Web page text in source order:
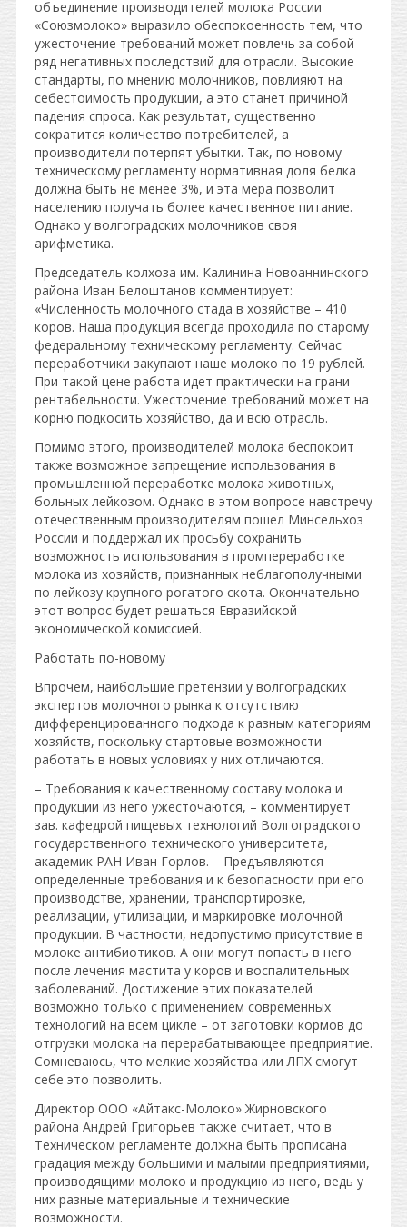
объединение производителей молока России
«Союзмолоко» выразило обеспокоенность тем, что
ужесточение требований может повлечь за собой
ряд негативных последствий для отрасли. Высокие
стандарты, по мнению молочников, повлияют на
себестоимость продукции, а это станет причиной
падения спроса. Как результат, существенно
сократится количество потребителей, а
производители потерпят убытки. Так, по новому
техническому регламенту нормативная доля белка
должна быть не менее 3%, и эта мера позволит
населению получать более качественное питание.
Однако у волгоградских молочников своя
арифметика.
Председатель колхоза им. Калинина Новоаннинского
района Иван Белоштанов комментирует:
«Численность молочного стада в хозяйстве – 410
коров. Наша продукция всегда проходила по старому
федеральному техническому регламенту. Сейчас
переработчики закупают наше молоко по 19 рублей.
При такой цене работа идет практически на грани
рентабельности. Ужесточение требований может на
корню подкосить хозяйство, да и всю отрасль.
Помимо этого, производителей молока беспокоит
также возможное запрещение использования в
промышленной переработке молока животных,
больных лейкозом. Однако в этом вопросе навстречу
отечественным производителям пошел Минсельхоз
России и поддержал их просьбу сохранить
возможность использования в промпереработке
молока из хозяйств, признанных неблагополучными
по лейкозу крупного рогатого скота. Окончательно
этот вопрос будет решаться Евразийской
экономической комиссией.
Работать по-новому
Впрочем, наибольшие претензии у волгоградских
экспертов молочного рынка к отсутствию
дифференцированного подхода к разным категориям
хозяйств, поскольку стартовые возможности
работать в новых условиях у них отличаются.
– Требования к качественному составу молока и
продукции из него ужесточаются, – комментирует
зав. кафедрой пищевых технологий Волгоградского
государственного технического университета,
академик РАН Иван Горлов. – Предъявляются
определенные требования и к безопасности при его
производстве, хранении, транспортировке,
реализации, утилизации, и маркировке молочной
продукции. В частности, недопустимо присутствие в
молоке антибиотиков. А они могут попасть в него
после лечения мастита у коров и воспалительных
заболеваний. Достижение этих показателей
возможно только с применением современных
технологий на всем цикле – от заготовки кормов до
отгрузки молока на перерабатывающее предприятие.
Сомневаюсь, что мелкие хозяйства или ЛПХ смогут
себе это позволить.
Директор ООО «Айтакс-Молоко» Жирновского
района Андрей Григорьев также считает, что в
Техническом регламенте должна быть прописана
градация между большими и малыми предприятиями,
производящими молоко и продукцию из него, ведь у
них разные материальные и технические
возможности.